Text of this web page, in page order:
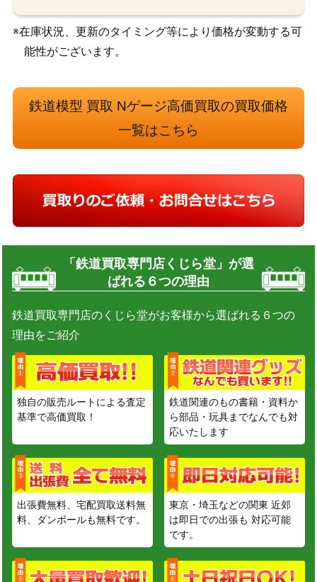
※在庫状況、更新のタイミング等により価格が変動する可
能性がございます。
鉄道模型 買取 Nゲージ高価買取の買取価格
一覧はこちら
「鉄道買取専門店くじら堂」が選
ばれる６つの理由
鉄道買取専門店のくじら堂がお客様から選ばれる６つの
理由をご紹介
独自の販売ルートによる査定
基準で高価買取！
鉄道関連のもの書籍・資料か
ら部品・玩具までなんでも対
応いたします
出張費無料、宅配買取送料無
料、ダンボールも無料です。
東京・埼玉などの関東 近郊
は即日での出張も 対応可能
です。